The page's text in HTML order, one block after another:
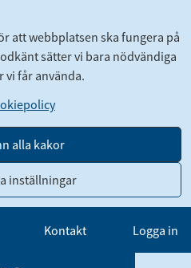
att webbplatsen ska fungera på
sätter vi bara nödvändiga
vi får använda.
alla kakor
inställningar
Kontakt Logga in